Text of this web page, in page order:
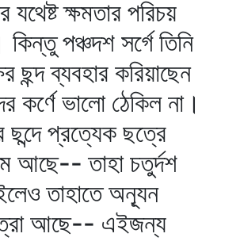
যথেষ্ট ক্ষমতার পরিচয়
কিন্তু পঞ্চদশ সর্গে তিনি
ছন্দ ব্যবহার করিয়াছেন
কর্ণে ভালো ঠেকিল না।
ছন্দে প্রত্যেক ছত্রে
আছে-- তাহা চতুর্দশ
তাহাতে অন্যূন
আছে-- এইজন্য